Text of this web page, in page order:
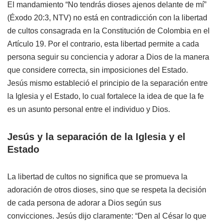
El mandamiento “No tendrás dioses ajenos delante de mí”
(Éxodo 20:3, NTV) no está en contradicción con la libertad
de cultos consagrada en la Constitución de Colombia en el
Artículo 19. Por el contrario, esta libertad permite a cada
persona seguir su conciencia y adorar a Dios de la manera
que considere correcta, sin imposiciones del Estado.
Jesús mismo estableció el principio de la separación entre
la Iglesia y el Estado, lo cual fortalece la idea de que la fe
es un asunto personal entre el individuo y Dios.
Jesús y la separación de la Iglesia y el
Estado
La libertad de cultos no significa que se promueva la
adoración de otros dioses, sino que se respeta la decisión
de cada persona de adorar a Dios según sus
convicciones. Jesús dijo claramente: “Den al César lo que